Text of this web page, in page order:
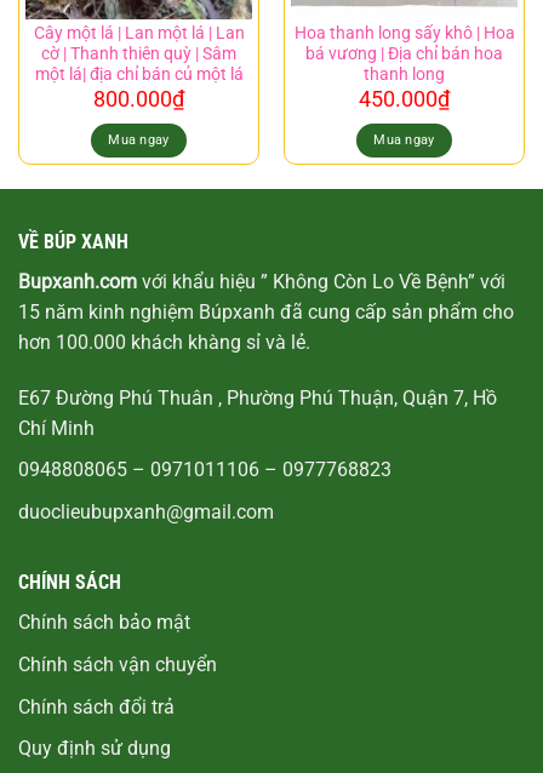
Cây một lá | Lan một lá | Lan
cờ | Thanh thiên quỳ | Sâm
một lá| địa chỉ bán củ một lá
800.000₫
Mua ngay
Hoa thanh long sấy khô | Hoa
bá vương | Địa chỉ bán hoa
thanh long
450.000₫
Mua ngay
VỀ BÚP XANH
Bupxanh.com với khẩu hiệu ” Không Còn Lo Về Bệnh” với
15 năm kinh nghiệm Búpxanh đã cung cấp sản phẩm cho
hơn 100.000 khách khàng sỉ và lẻ.
E67 Đường Phú Thuân , Phường Phú Thuận, Quận 7, Hồ
Chí Minh
0948808065 – 0971011106 – 0977768823
duoclieubupxanh@gmail.com
CHÍNH SÁCH
Chính sách bảo mật
Chính sách vận chuyển
Chính sách đổi trả
Quy định sử dụng